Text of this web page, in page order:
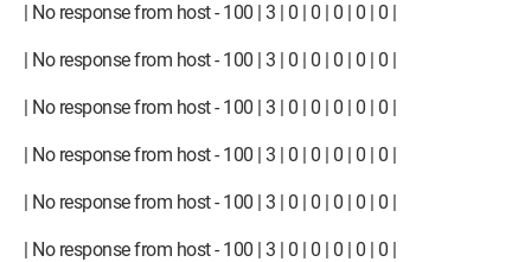
| No response from host - 100 | 3 | 0 | 0 | 0 | 0 | 0 |
| No response from host - 100 | 3 | 0 | 0 | 0 | 0 | 0 |
| No response from host - 100 | 3 | 0 | 0 | 0 | 0 | 0 |
| No response from host - 100 | 3 | 0 | 0 | 0 | 0 | 0 |
| No response from host - 100 | 3 | 0 | 0 | 0 | 0 | 0 |
| No response from host - 100 | 3 | 0 | 0 | 0 | 0 | 0 |